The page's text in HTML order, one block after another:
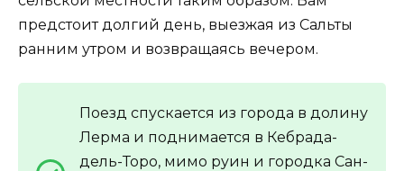
предстоит долгий день, выезжая из Сальты
ранним утром и возвращаясь вечером.
Поезд спускается из города в долину
Лерма и поднимается в Кебрада-
дель-Торо, мимо руин и городка Сан-